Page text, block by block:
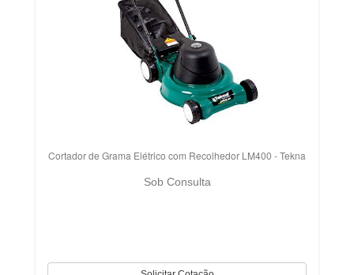
Cortador de Grama Elétrico com Recolhedor LM400 - Tekna
Sob Consulta